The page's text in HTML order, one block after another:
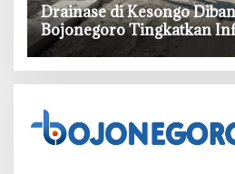
‎Drainase di Kesongo
Bojonegoro Tingkatkan